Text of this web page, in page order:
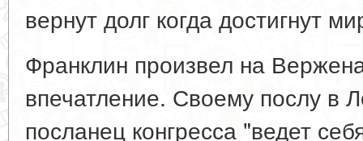
вернут долг когда достигнут
Франклин произвел на
впечатление. Своему послу в
посланец конгресса "ведет